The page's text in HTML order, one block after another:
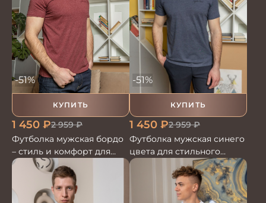
КУПИТЬ
-51%
1 450 ₽2 959₽
Футболка мужская бордо
– стиль и комфорт для
вашего гардероба
КУПИТЬ
-51%
1 450 ₽2 959₽
Футболка мужская синего
цвета для стильного
образа